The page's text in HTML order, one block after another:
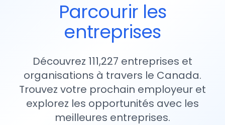
Parcourir les
entreprises
Découvrez 111,227 entreprises et
organisations à travers le Canada.
Trouvez votre prochain employeur et
explorez les opportunités avec les
meilleures entreprises.